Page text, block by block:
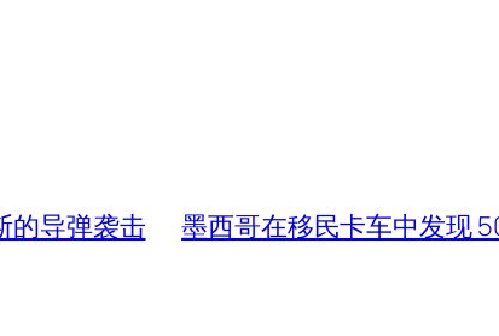
的导弹袭击 墨西哥在移民卡车中发现